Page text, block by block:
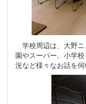
学校周辺は、大野
園やスーパー、小学
況など様々なお話を伺